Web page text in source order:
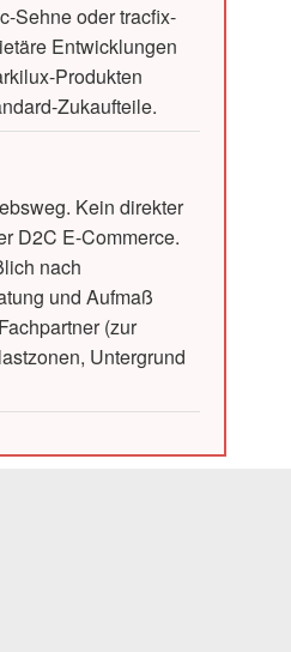
Sehne oder tracfix-
Entwicklungen
Produkten
Zukaufteile.
Kein direkter
D2C E-Commerce.
nach
und Aufmaß
(zur
Untergrund